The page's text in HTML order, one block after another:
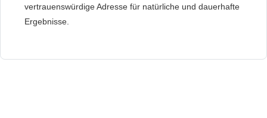
vertrauenswürdige Adresse für natürliche und dauerhafte
Ergebnisse.